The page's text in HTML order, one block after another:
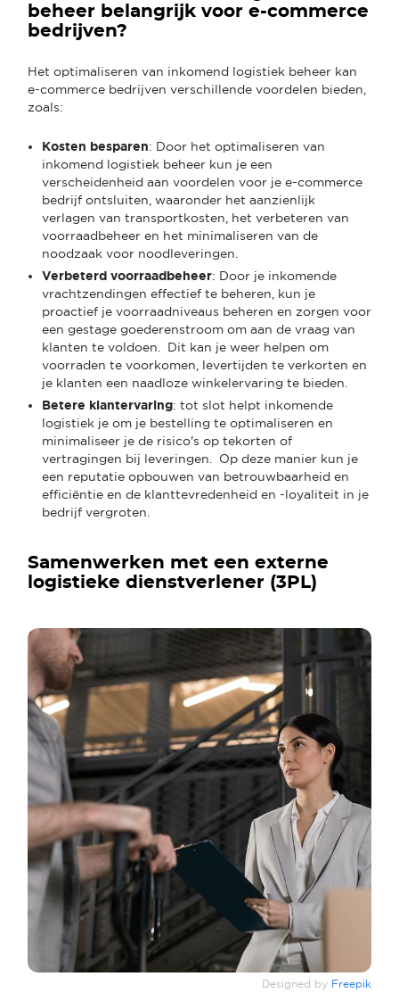
beheer belangrijk voor e-commerce
bedrijven?
Het optimaliseren van inkomend logistiek beheer kan
e-commerce bedrijven verschillende voordelen bieden,
zoals:
Kosten besparen: Door het optimaliseren van
inkomend logistiek beheer kun je een
verscheidenheid aan voordelen voor je e-commerce
bedrijf ontsluiten, waaronder het aanzienlijk
verlagen van transportkosten, het verbeteren van
voorraadbeheer en het minimaliseren van de
noodzaak voor noodleveringen.
Verbeterd voorraadbeheer: Door je inkomende
vrachtzendingen effectief te beheren, kun je
proactief je voorraadniveaus beheren en zorgen voor
een gestage goederenstroom om aan de vraag van
klanten te voldoen. Dit kan je weer helpen om
voorraden te voorkomen, levertijden te verkorten en
je klanten een naadloze winkelervaring te bieden.
Betere klantervaring: tot slot helpt inkomende
logistiek je om je bestelling te optimaliseren en
minimaliseer je de risico's op tekorten of
vertragingen bij leveringen. Op deze manier kun je
een reputatie opbouwen van betrouwbaarheid en
efficiëntie en de klanttevredenheid en -loyaliteit in je
bedrijf vergroten.
Samenwerken met een externe
logistieke dienstverlener (3PL)
Designed by Freepik